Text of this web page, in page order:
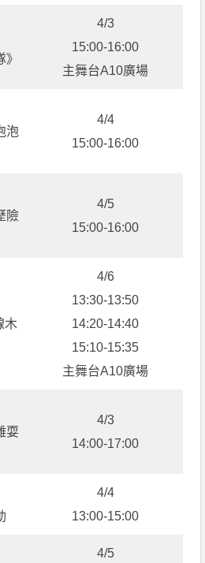
4/3
15:00-16:00
主舞台A10廣場
泡
4/4
15:00-16:00
險
4/5
15:00-16:00
木
4/6
13:30-13:50
14:20-14:40
15:10-15:35
主舞台A10廣場
耍
4/3
14:00-17:00
4/4
13:00-15:00
4/5